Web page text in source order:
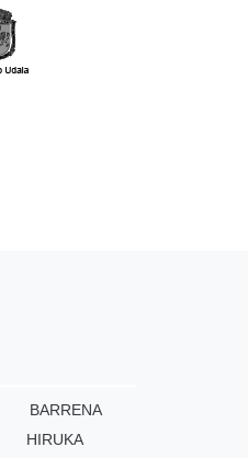
BARRENA
HIRUKA